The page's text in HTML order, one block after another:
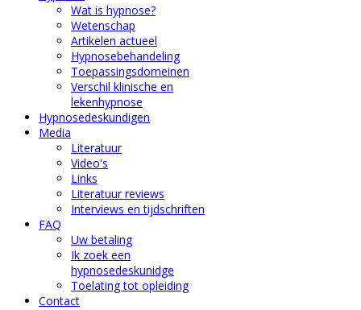
Wat is hypnose?
Wetenschap
Artikelen actueel
Hypnosebehandeling
Toepassingsdomeinen
Verschil klinische en
lekenhypnose
Hypnosedeskundigen
Media
Literatuur
Video's
Links
Literatuur reviews
Interviews en tijdschriften
FAQ
Uw betaling
Ik zoek een
hypnosedeskunidge
Toelating tot opleiding
Contact